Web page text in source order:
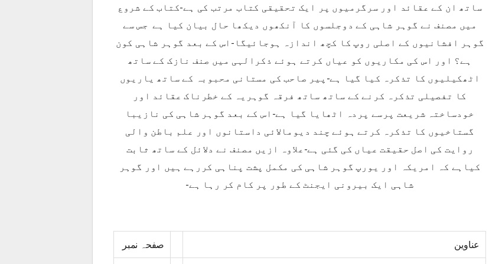
ساتھ ان کے عقائد اور سرگرمیوں پر ایک تحقیقی کتاب مرتب کی ہے-کتاب کے شروع
میں مصنف نے گوہر شاہی کے دوجلسوں کا آنکھوں دیکھا حال بیان کیا ہے جس سے
گوہر افشانیوں کے اصلی روپ کا کچھ اندازہ ہوجائیگا-اس کے بعد گوہر شاہی کون
ہے؟ اور اس کی مکاریوں کو عیاں کرتے ہوئے ذکرالہی میں صنف نازک کے ساتھ
اٹھکیلیوں کا تذکرہ کیا گیا ہے-پیر صاحب کی مستانی محبوبہ کے ساتھ یاریوں
کا تفصیلی تذکرہ کرنے کے ساتھ ساتھ فرقہ گوہریہ کے خطرناک عقائد اور
خودساختہ شریعت پرسے پردہ اٹھایا گیا ہے-اس کے بعد گوہر شاہی کی نازیبا
گستاخیوں کا تذکرہ کرتے ہوئے چند دیومالائی داستانوں اور علم باطن والی
روایت کی اصل حقیقت عیاں کی گئی ہے-علاوہ ازیں مصنف نے دلائل کے ساتھ ثابت
کیاہے کہ امریکہ اور یورپ گوہر شاہی کی مکمل پشت پناہی کررہے ہیں اور گوہر
شاہی ایک بیرونی ایجنٹ کے طور پر کام کر رہا ہے-
عناوین صفحہ نمبر